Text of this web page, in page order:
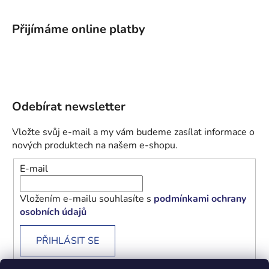
Přijímáme online platby
Odebírat newsletter
Vložte svůj e-mail a my vám budeme zasílat informace o
nových produktech na našem e-shopu.
E-mail
Vložením e-mailu souhlasíte s podmínkami ochrany
osobních údajů
PŘIHLÁSIT SE